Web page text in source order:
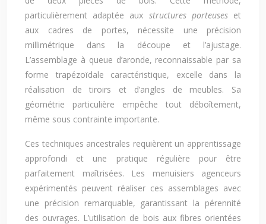
particulièrement adaptée aux structures porteuses et
aux cadres de portes, nécessite une précision
millimétrique dans la découpe et l’ajustage.
L’assemblage à queue d’aronde, reconnaissable par sa
forme trapézoïdale caractéristique, excelle dans la
réalisation de tiroirs et d’angles de meubles. Sa
géométrie particulière empêche tout déboîtement,
même sous contrainte importante.
Ces techniques ancestrales requièrent un apprentissage
approfondi et une pratique régulière pour être
parfaitement maîtrisées. Les menuisiers agenceurs
expérimentés peuvent réaliser ces assemblages avec
une précision remarquable, garantissant la pérennité
des ouvrages. L’utilisation de bois aux fibres orientées